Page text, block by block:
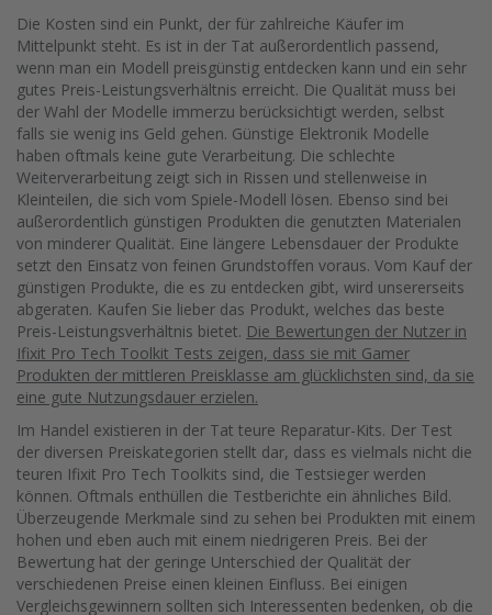
Die Kosten sind ein Punkt, der für zahlreiche Käufer im
Mittelpunkt steht. Es ist in der Tat außerordentlich passend,
wenn man ein Modell preisgünstig entdecken kann und ein sehr
gutes Preis-Leistungsverhältnis erreicht. Die Qualität muss bei
der Wahl der Modelle immerzu berücksichtigt werden, selbst
falls sie wenig ins Geld gehen. Günstige Elektronik Modelle
haben oftmals keine gute Verarbeitung. Die schlechte
Weiterverarbeitung zeigt sich in Rissen und stellenweise in
Kleinteilen, die sich vom Spiele-Modell lösen. Ebenso sind bei
außerordentlich günstigen Produkten die genutzten Materialen
von minderer Qualität. Eine längere Lebensdauer der Produkte
setzt den Einsatz von feinen Grundstoffen voraus. Vom Kauf der
günstigen Produkte, die es zu entdecken gibt, wird unsererseits
abgeraten. Kaufen Sie lieber das Produkt, welches das beste
Preis-Leistungsverhältnis bietet. Die Bewertungen der Nutzer in
Ifixit Pro Tech Toolkit Tests zeigen, dass sie mit Gamer
Produkten der mittleren Preisklasse am glücklichsten sind, da sie
eine gute Nutzungsdauer erzielen.
Im Handel existieren in der Tat teure Reparatur-Kits. Der Test
der diversen Preiskategorien stellt dar, dass es vielmals nicht die
teuren Ifixit Pro Tech Toolkits sind, die Testsieger werden
können. Oftmals enthüllen die Testberichte ein ähnliches Bild.
Überzeugende Merkmale sind zu sehen bei Produkten mit einem
hohen und eben auch mit einem niedrigeren Preis. Bei der
Bewertung hat der geringe Unterschied der Qualität der
verschiedenen Preise einen kleinen Einfluss. Bei einigen
Vergleichsgewinnern sollten sich Interessenten bedenken, ob die